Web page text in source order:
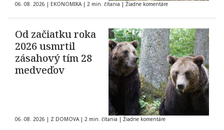
06. 08. 2026 | EKONOMIKA | 2 min. čítania | Žiadne komentáre
Od začiatku roka
2026 usmrtil
zásahový tím 28
medveďov
06. 08. 2026 | Z DOMOVA | 2 min. čítania | Žiadne komentáre